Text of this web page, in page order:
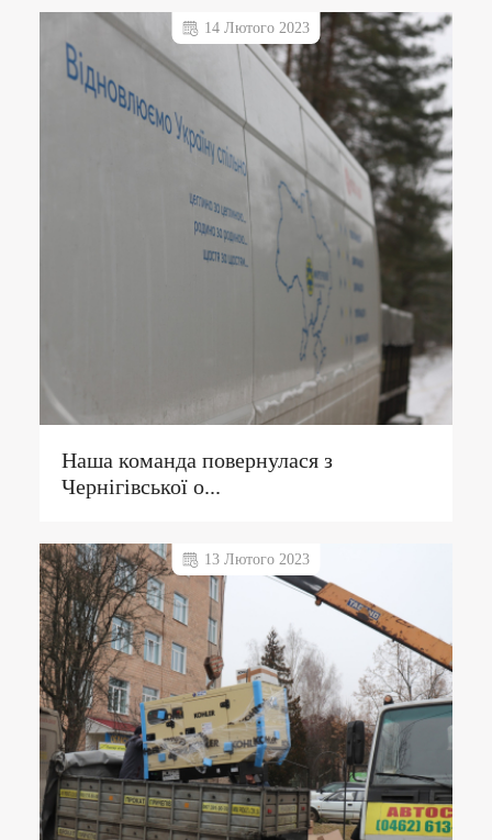
Наша команда повернулася з
Чернігівської о...
14 Лютого 2023
13 Лютого 2023